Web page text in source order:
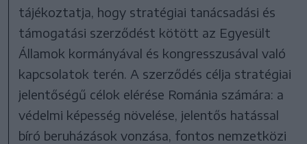
tájékoztatja, hogy stratégiai tanácsadási és
támogatási szerződést kötött az Egyesült
Államok kormányával és kongresszusával való
kapcsolatok terén. A szerződés célja stratégiai
jelentőségű célok elérése Románia számára: a
védelmi képesség növelése, jelentős hatással
bíró beruházások vonzása, fontos nemzetközi